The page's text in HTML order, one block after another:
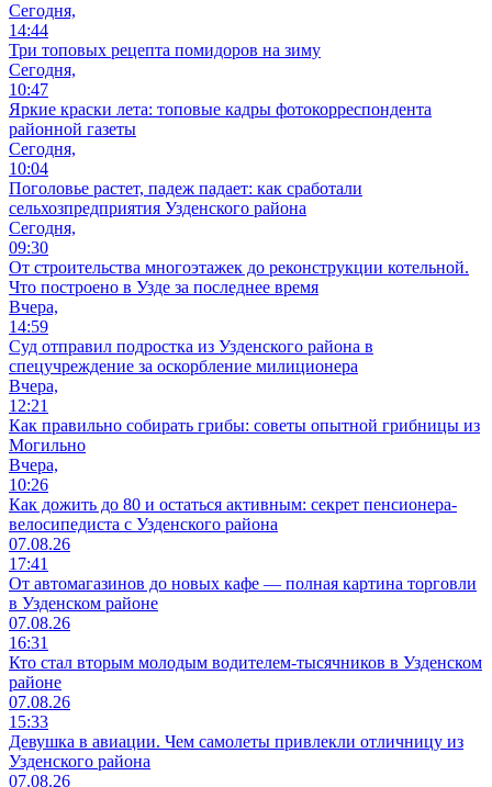
Сегодня,
14:44
Три топовых рецепта помидоров на зиму
Сегодня,
10:47
Яркие краски лета: топовые кадры фотокорреспондента
районной газеты
Сегодня,
10:04
Поголовье растет, падеж падает: как сработали
сельхозпредприятия Узденского района
Сегодня,
09:30
От строительства многоэтажек до реконструкции котельной.
Что построено в Узде за последнее время
Вчера,
14:59
Суд отправил подростка из Узденского района в
спецучреждение за оскорбление милиционера
Вчера,
12:21
Как правильно собирать грибы: советы опытной грибницы из
Могильно
Вчера,
10:26
Как дожить до 80 и остаться активным: секрет пенсионера-
велосипедиста с Узденского района
07.08.26
17:41
От автомагазинов до новых кафе — полная картина торговли
в Узденском районе
07.08.26
16:31
Кто стал вторым молодым водителем-тысячников в Узденском
районе
07.08.26
15:33
Девушка в авиации. Чем самолеты привлекли отличницу из
Узденского района
07.08.26